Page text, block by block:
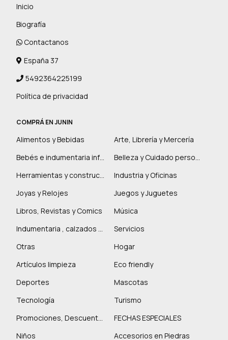
Inicio
Biografía
Contactanos
España 37
5492364225199
Política de privacidad
COMPRÁ EN JUNIN
Alimentos y Bebidas
Arte, Librería y Mercería
Bebés e indumentaria infantil
Belleza y Cuidado personal
Herramientas y construcción
Industria y Oficinas
Joyas y Relojes
Juegos y Juguetes
Libros, Revistas y Comics
Música
Indumentaria , calzados y marroquinería
Servicios
Otras
Hogar
Artículos limpieza
Eco friendly
Deportes
Mascotas
Tecnología
Turismo
Promociones, Descuentos y más
FECHAS ESPECIALES
Niños
Accesorios en Piedras